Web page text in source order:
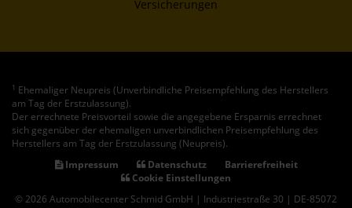
Versicherungen
1 Ehemaliger Neupreis (Unverbindliche Preisempfehlung des Herstellers
am Tag der Erstzulassung).
Der errechnete Preisvorteil sowie die angegebene Ersparnis errechnet
sich gegenüber der ehemaligen unverbindlichen Preisempfehlung des
Herstellers am Tag der Erstzulassung (Neupreis).
Impressum
Datenschutz
Barrierefreiheit
Cookie Einstellungen
© 2026 Automobilecenter Schmid GmbH | Industriestraße 30 | DE-85072